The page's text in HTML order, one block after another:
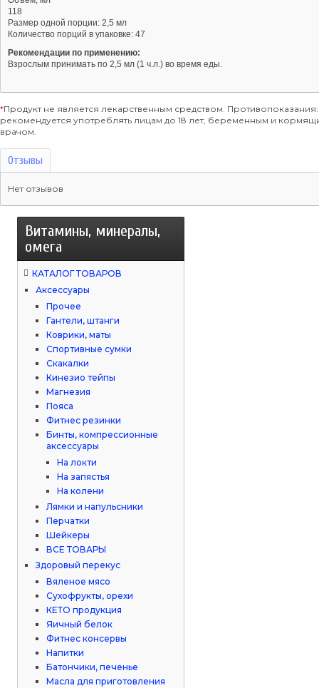
118
Размер одной порции: 2,5 мл
Количество порций в упаковке: 47
Рекомендации по применению:
Взрослым принимать по 2,5 мл (1 ч.л.) во время еды.
*Продукт не является лекарственным средством.
рекомендуется употреблять лицам до 18 лет, беременным и
врачом.
Отзывы
Нет отзывов
Витамины, минералы,
омега
КАТАЛОГ ТОВАРОВ
Аксессуары
Прочее
Гантели, штанги
Коврики, маты
Спортивные сумки
Скакалки
Кинезио тейпы
Магнезия
Пояса
Фитнес резинки
Бинты, компрессионные
аксессуары
На локти
На запястья
На колени
Лямки и напульсники
Перчатки
Шейкеры
ВСЕ ТОВАРЫ
Здоровый перекус
Вяленое мясо
Сухофрукты, орехи
КЕТО продукция
Яичный белок
Фитнес консервы
Напитки
Батончики, печенье
Масла для приготовления